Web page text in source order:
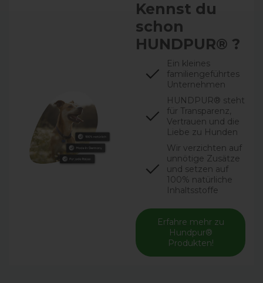
Kennst du
schon
HUNDPUR® ?
Ein kleines
familiengeführtes
Unternehmen
HUNDPUR® steht
für Transparenz,
Vertrauen und die
Liebe zu Hunden
Wir verzichten auf
unnötige Zusätze
und setzen auf
100% natürliche
Inhaltsstoffe
Erfahre mehr zu
Hundpur®
Produkten!